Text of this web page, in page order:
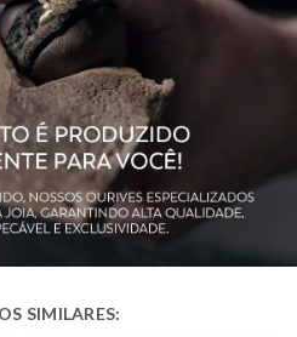
Pingente de Coração
Feminino
Não acompanha o colar.
Polido
10,6 mm